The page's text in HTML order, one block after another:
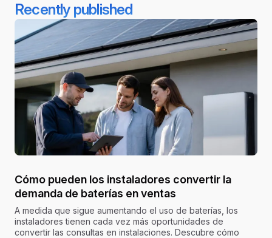
Recently published
Cómo pueden los instaladores convertir la
demanda de baterías en ventas
A medida que sigue aumentando el uso de baterías, los
instaladores tienen cada vez más oportunidades de
convertir las consultas en instalaciones. Descubre cómo